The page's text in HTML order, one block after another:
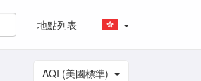
地點列表
AQI (美國標準)